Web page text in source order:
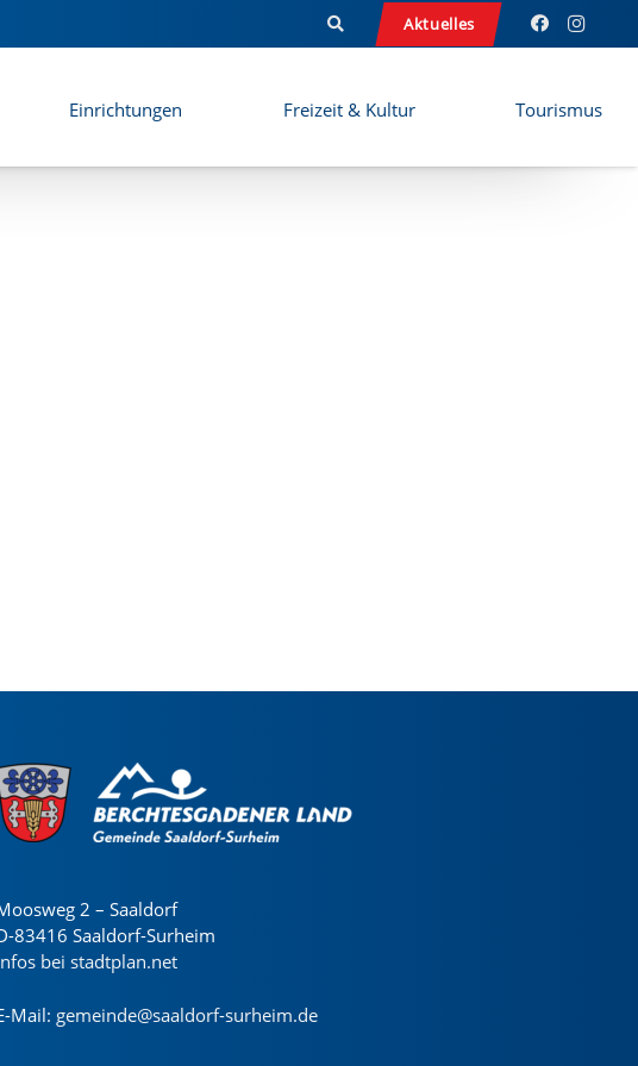
Aktuelles
Einrichtungen Freizeit & Kultur Tourismus
2 – Saaldorf
83416 Saaldorf-Surheim
bei stadtplan.net
Mail: gemeinde@saaldorf-surheim.de